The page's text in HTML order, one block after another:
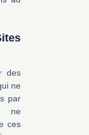
des
ne
par
ne
ces